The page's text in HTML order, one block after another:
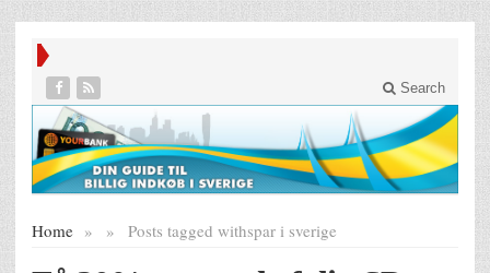
Search
Home » Posts tagged with
» spar i sverige